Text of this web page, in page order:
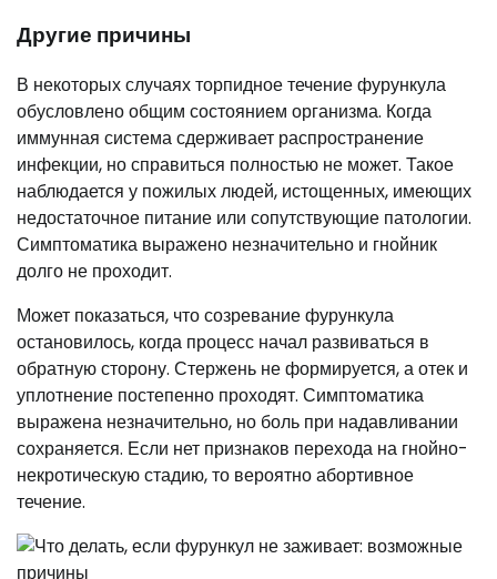
Другие причины
В некоторых случаях торпидное течение фурункула
обусловлено общим состоянием организма. Когда
иммунная система сдерживает распространение
инфекции, но справиться полностью не может. Такое
наблюдается у пожилых людей, истощенных, имеющих
недостаточное питание или сопутствующие патологии.
Симптоматика выражено незначительно и гнойник
долго не проходит.
Может показаться, что созревание фурункула
остановилось, когда процесс начал развиваться в
обратную сторону. Стержень не формируется, а отек и
уплотнение постепенно проходят. Симптоматика
выражена незначительно, но боль при надавливании
сохраняется. Если нет признаков перехода на гнойно-
некротическую стадию, то вероятно абортивное
течение.